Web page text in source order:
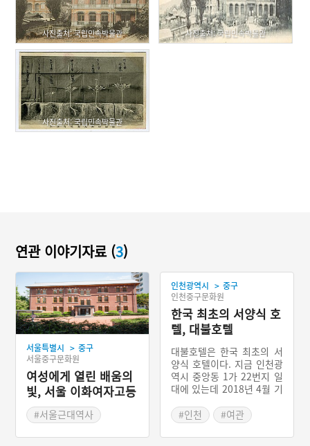
사진출처: 국립민속박물관 사진출처: 국립민속박물관
사진출처: 국립민속박물관
연관 이야기자료 (3)
서울특별시 > 중구
서울중구문화원
여성에게 열린 배움의
빛, 서울 이화여자고등
학교 심슨기념관
#서울근대역사
인천광역시 > 중구
인천중구문화원
한국 최초의 서양식 호
텔, 대불호텔
대불호텔은 한국 최초의 서
양식 호텔이다. 지금 인천광
역시 중앙동 1가 22번지 일
대에 있는데 2018년 4월 기
거쳐 복원하였다. 복원된 대
불호텔은 중국 생활사 전시
관의 1관과 2관중 1관이다.
#인천
#여관